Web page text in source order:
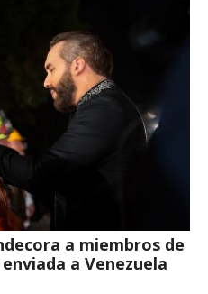
a miembros de
a Venezuela